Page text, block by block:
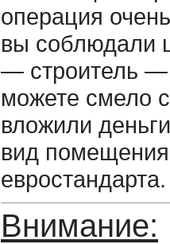
операция
вы соблюдали
— строитель —
можете смело
вложили
вид
евростандарта.
Внимание: